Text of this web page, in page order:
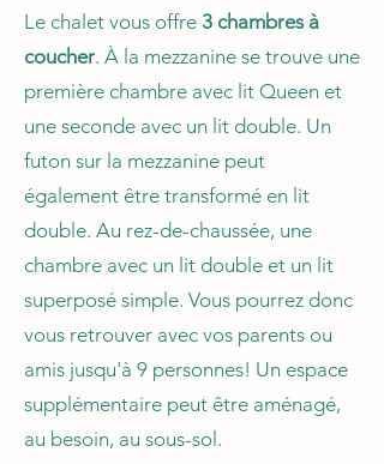
Le chalet vous offre 3 chambres à
coucher. À la mezzanine se trouve une
première chambre avec lit Queen et
une seconde avec un lit double. Un
futon sur la mezzanine peut
également être transformé en lit
double. Au rez-de-chaussée, une
chambre avec un lit double et un lit
superposé simple. Vous pourrez donc
vous retrouver avec vos parents ou
amis jusqu'à 9 personnes! Un espace
supplémentaire peut être aménagé,
au besoin, au sous-sol.